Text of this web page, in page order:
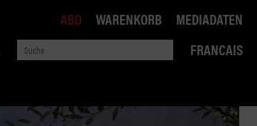
FRANCAIS
ABO WARENKORB MEDIADATEN